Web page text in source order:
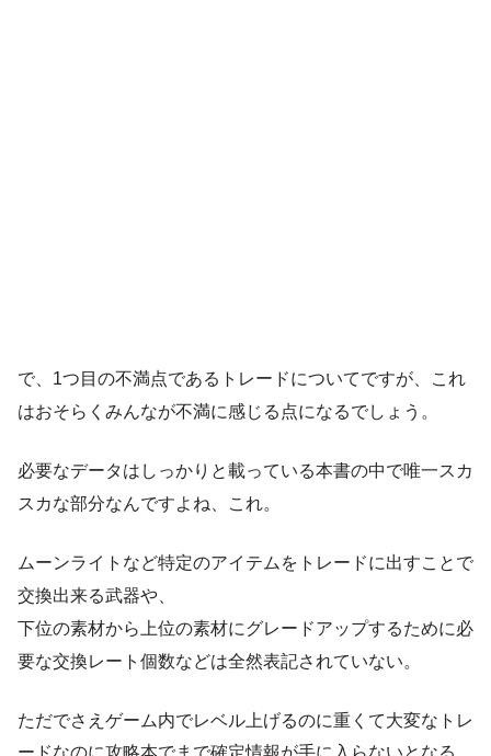
で、1つ目の不満点であるトレードについてですが、これ
はおそらくみんなが不満に感じる点になるでしょう。
必要なデータはしっかりと載っている本書の中で唯一スカ
スカな部分なんですよね、これ。
ムーンライトなど特定のアイテムをトレードに出すことで
交換出来る武器や、
下位の素材から上位の素材にグレードアップするために必
要な交換レート個数などは全然表記されていない。
ただでさえゲーム内でレベル上げるのに重くて大変なトレ
ードなのに攻略本でまで確定情報が手に入らないとなる